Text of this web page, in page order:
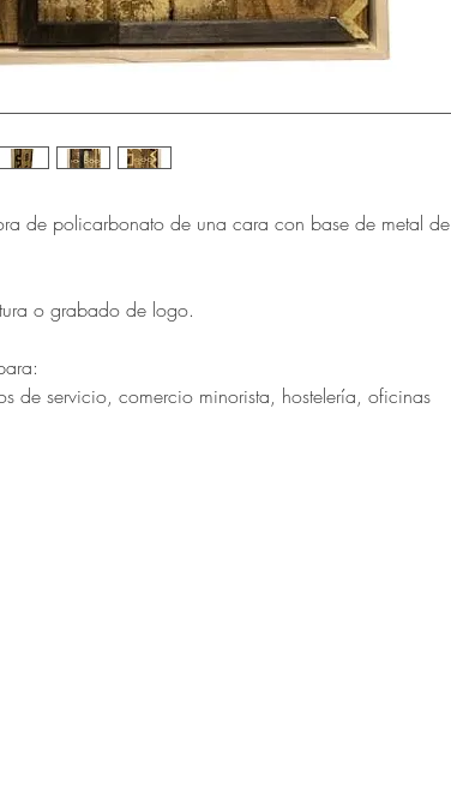
de policarbonato de una cara con base de metal de
o grabado de logo.
de servicio, comercio minorista, hostelería, oficinas